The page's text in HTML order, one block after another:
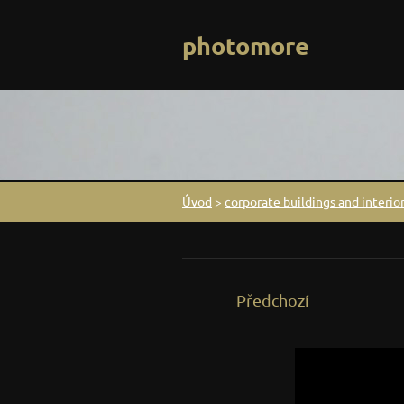
photomore
Úvod > corporate buildings and
Předchozí